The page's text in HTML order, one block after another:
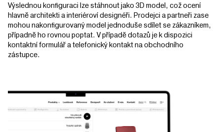
Výslednou konfiguraci lze stáhnout jako 3D model, což ocení
hlavně architekti a interiéroví designéři. Prodejci a partneři zase
mohou nakonfigurovaný model jednoduše sdílet se zákazníkem,
případně ho rovnou poptat. V případě dotazů je k dispozici
kontaktní formulář a telefonický kontakt na obchodního
zástupce.